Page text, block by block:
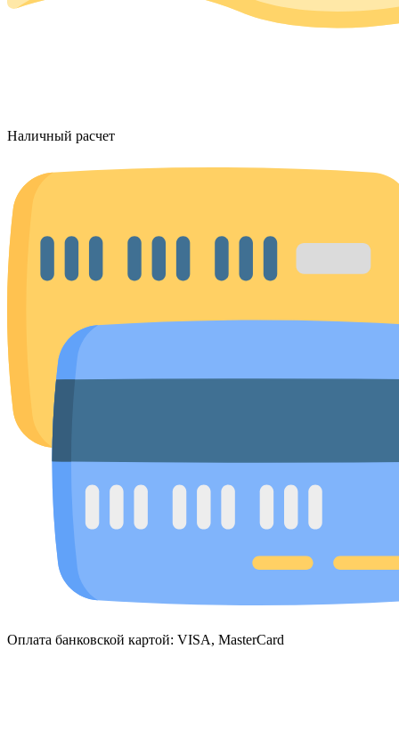
Наличный расчет
Оплата банковской картой: VISA, MasterCard